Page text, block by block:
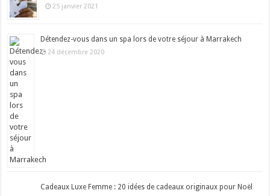
25 janvier 2021
Détendez-vous dans un spa lors de votre séjour à Marrakech
24 décembre 2020
Cadeaux Luxe Femme : 20 idées de cadeaux originaux pour Noël